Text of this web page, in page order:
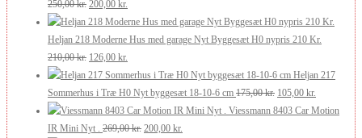
250,00 kr..200,00 kr..
250,00kr. Den
oprindelige
pris
var:
250,00 kr..
200,00 kr.
aktuelle
pris
200,00 kr..
Heljan 218 Moderne Hus med garage Nyt Byggesæt H0 nypris 210 Kr.
210,00kr. Den
oprindelige
pris
var:
210,00 kr..
126,00 kr.
aktuelle
pris
er:
126,00 kr..
Heljan 217
Sommerhus i Træ H0 Nyt byggesæt 18-10-6 cm 175,00kr. Den
oprindelige
105,00 kr.
aktuelle
Viessmann 8403 Car Motion
IR Mini Nyt .
269,00kr. Den
200,00 kr.